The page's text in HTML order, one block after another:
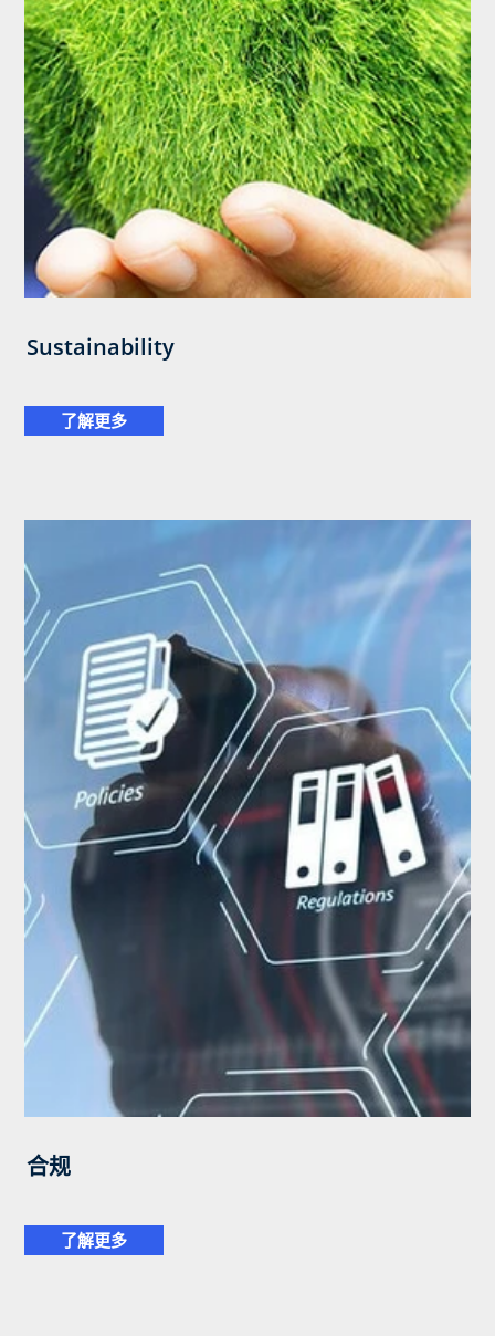
Sustainability
了解更多
合规
了解更多